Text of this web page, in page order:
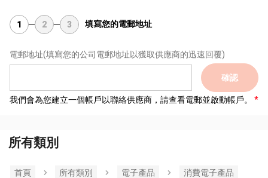
1 2 3 填寫您的電郵地址
電郵地址(填寫您的公司電郵地址以獲取供應商的迅速回覆)
確認
我們會為您建立一個帳戶以聯絡供應商，請查看電郵並啟動帳戶。
所有類別
首頁 所有類別 電子產品 消費電子產品